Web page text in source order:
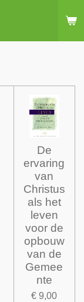
De
ervaring
van
Christus
als het
leven
voor de
opbouw
van de
Gemee
nte
€ 9,00